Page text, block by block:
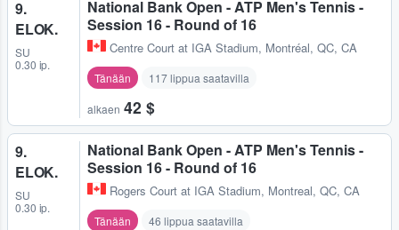
9.
ELOK.
SU
0.30 ip.
National Bank Open - ATP Men's Tennis -
Session 16 - Round of 16
Centre Court at IGA Stadium, Montréal, QC, CA
Tänään 117 lippua saatavilla
alkaen 42 $
9.
ELOK.
SU
0.30 ip.
National Bank Open - ATP Men's Tennis -
Session 16 - Round of 16
Rogers Court at IGA Stadium, Montreal, QC, CA
Tänään 46 lippua saatavilla